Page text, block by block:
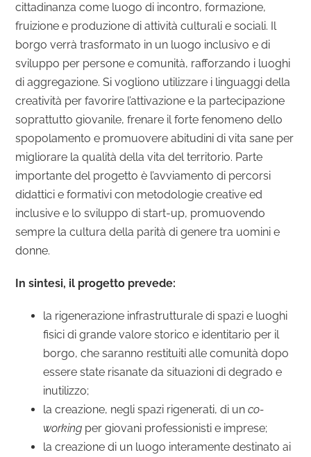
cittadinanza come luogo di incontro, formazione,
fruizione e produzione di attività culturali e sociali. Il
borgo verrà trasformato in un luogo inclusivo e di
sviluppo per persone e comunità, rafforzando i luoghi
di aggregazione. Si vogliono utilizzare i linguaggi della
creatività per favorire l’attivazione e la partecipazione
soprattutto giovanile, frenare il forte fenomeno dello
spopolamento e promuovere abitudini di vita sane per
migliorare la qualità della vita del territorio. Parte
importante del progetto è l’avviamento di percorsi
didattici e formativi con metodologie creative ed
inclusive e lo sviluppo di start-up, promuovendo
sempre la cultura della parità di genere tra uomini e
donne.
In sintesi, il progetto prevede:
la rigenerazione infrastrutturale di spazi e luoghi
fisici di grande valore storico e identitario per il
borgo, che saranno restituiti alle comunità dopo
essere state risanate da situazioni di degrado e
inutilizzo;
la creazione, negli spazi rigenerati, di unco-
working per giovani professionisti e imprese;
la creazione di un luogo interamente destinato ai